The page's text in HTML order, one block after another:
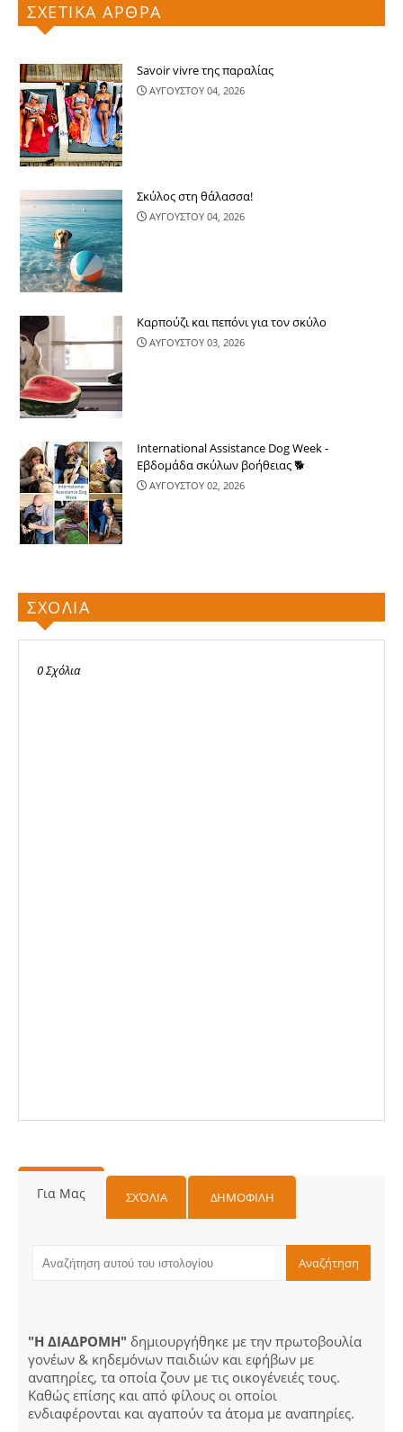
ΣΧΕΤΙΚΑ ΑΡΘΡΑ
Savoir vivre της παραλίας
ΑΥΓΟΥΣΤΟΥ 04, 2026
Σκύλος στη θάλασσα!
ΑΥΓΟΥΣΤΟΥ 04, 2026
Καρπούζι και πεπόνι για τον σκύλο
ΑΥΓΟΥΣΤΟΥ 03, 2026
International Assistance Dog Week -
Εβδομάδα σκύλων βοήθειας 🐕
ΑΥΓΟΥΣΤΟΥ 02, 2026
ΣΧΟΛΙΑ
0 Σχόλια
Για Μας ΣΧΌΛΙΑ ΔΗΜΟΦΙΛΗ
"Η ΔΙΑΔΡΟΜΗ" δημιουργήθηκε με την πρωτοβουλία
γονέων & κηδεμόνων παιδιών και εφήβων με
αναπηρίες, τα οποία ζουν με τις οικογένειές τους.
Καθώς επίσης και από φίλους οι οποίοι
ενδιαφέρονται και αγαπούν τα άτομα με αναπηρίες.